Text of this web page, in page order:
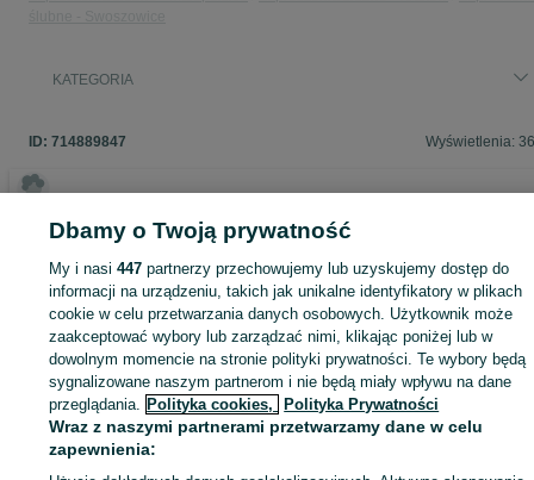
KATEGORIA
ID: 714889847 Wyświetlenia:
sprzedającym
Zaloguj się / Załóż konto
Zadzwoń / SMS Wyślij wiadomość
Dbamy o Twoją prywatność
My i nasi447 partnerzy przechowujemy lub uzyskujemy dostęp do
informacji na urządzeniu, takich jak unikalne identyfikatory w plikach
cookie w celu przetwarzania danych osobowych. Użytkownik może
zaakceptować wybory lub zarządzać nimi, klikając poniżej lub w
dowolnym momencie na stronie polityki prywatności. Te wybory będą
sygnalizowane naszym partnerom i nie będą miały wpływu na dane
przeglądania. Polityka cookies, Polityka Prywatności
Wraz z naszymi partnerami przetwarzamy dane w celu
zapewnienia: